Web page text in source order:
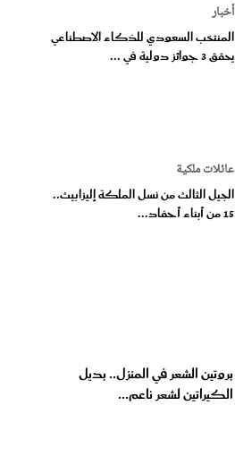
أخبار
المنتخب السعودي للذكاء الاصطناعي
يحقق 3 جوائز دولية في ...
عائلات ملكية
الجيل الثالث من نسل الملكة إليزابيث..
15 من أبناء أحفاد...
بروتين الشعر في المنزل.. بديل
الكيراتين لشعر ناعم...